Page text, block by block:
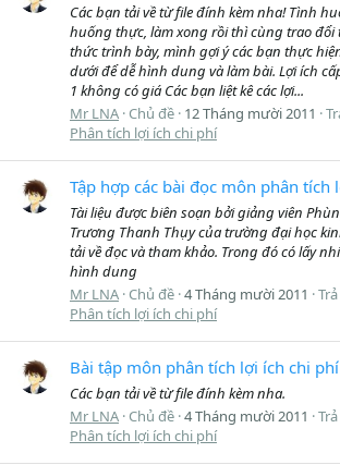
Các bạn tải về từ file đính kèm nha! Tình
huống thực, làm xong rồi thì cùng trao đổi
thức trình bày, mình gợi ý các bạn thực
dưới để dễ hình dung và làm bài. Lợi ích
1 không có giá Các bạn liệt kê các lợi...
Mr LNA Chủ đề 12 Tháng mười 2011
Phân tích lợi ích chi phí
Tập hợp các bài đọc môn phân tích
Tài liệu được biên soạn bởi giảng viên
Trương Thanh Thụy của trường đại học
tải về đọc và tham khảo. Trong đó có lấy
hình dung
Mr LNA Chủ đề 4 Tháng mười 2011
Phân tích lợi ích chi phí
Bài tập môn phân tích lợi ích chi phí
Các bạn tải về từ file đính kèm nha.
Mr LNA Chủ đề 4 Tháng mười 2011
Phân tích lợi ích chi phí